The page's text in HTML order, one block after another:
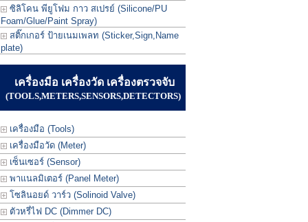
ซิลิโคน พียูโฟม กาว สเปรย์ (Silicone/PU
Foam/Glue/Paint Spray)
สติ๊กเกอร์ ป้ายเนมเพลท (Sticker,Sign,Name
plate)
เครื่องมือ เครื่องวัด เครื่องตรวจจับ
(TOOLS,METERS,SENSORS,DETECTORS)
เครื่องมือ (Tools)
เครื่องมือวัด (Meter)
เซ็นเซอร์ (Sensor)
พาแนลมิเตอร์ (Panel Meter)
โซลินอยด์ วาร์ว (Solinoid Valve)
ตัวหรี่ไฟ DC (Dimmer DC)